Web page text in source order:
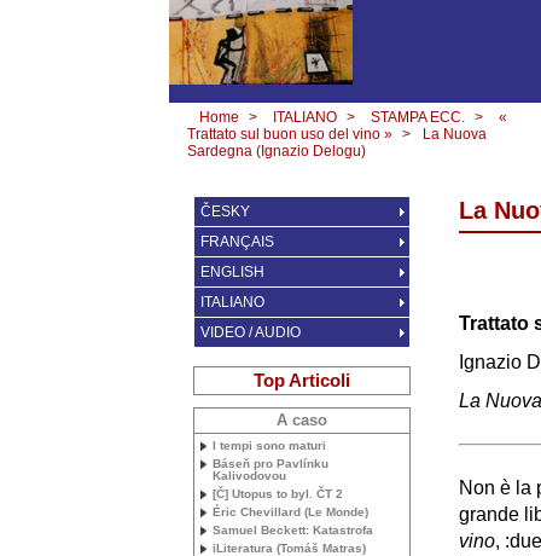
Home > ITALIANO > STAMPA ECC. >
«
Trattato sul buon uso del vino » >
La Nuova
Sardegna (Ignazio Delogu)
La
Trattato
Ignazio
La
Non è la
grande
vino,
ČESKY
FRANÇAIS
ENGLISH
ITALIANO
VIDEO / AUDIO
Top Articoli
A caso
I tempi sono maturi
Báseň pro Pavlínku
Kalivodovou
[Č] Utopus to byl. ČT 2
Éric Chevillard (Le Monde)
Samuel Beckett: Katastrofa
iLiteratura (Tomáš Matras)